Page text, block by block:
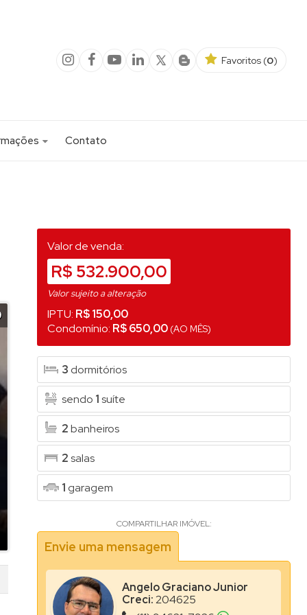
Favoritos (0)
Resort (1)
Alpina (1)
(1)
(2)
Residencial (1)
Santo Amaro (1)
(1)
(1)
Contato
Valor de venda:
R$ 532.900,00
Valor sujeito a alteração
IPTU: R$ 150,00
Condomínio: R$ 650,00 (AO MÊS)
3 dormitórios
sendo 1suíte
2banheiros
2salas
1 garagem
COMPARTILHAR IMÓVEL:
Envie uma mensagem
Angelo Graciano Junior
Creci:204625